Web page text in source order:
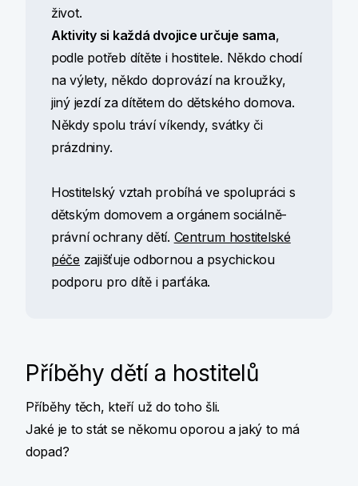
život.
Aktivity si každá dvojice určuje sama,
podle potřeb dítěte i hostitele. Někdo chodí
na výlety, někdo doprovází na kroužky,
jiný jezdí za dítětem do dětského domova.
Někdy spolu tráví víkendy, svátky či
prázdniny.
Hostitelský vztah probíhá ve spolupráci s
dětským domovem a orgánem sociálně-
právní ochrany dětí. Centrum hostitelské
péče zajišťuje odbornou a psychickou
podporu pro dítě i parťáka.
Příběhy dětí a hostitelů
Příběhy těch, kteří už do toho šli.
Jaké je to stát se někomu oporou a jaký to má
dopad?